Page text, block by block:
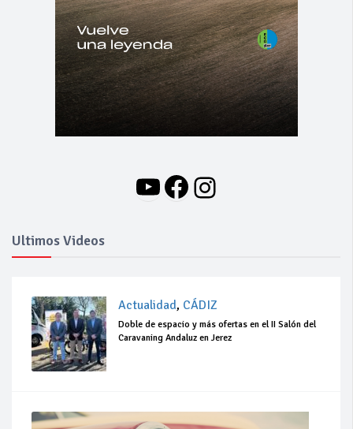
YouTube
Facebook
Instagram
Ultimos Videos
Actualidad, CÁDIZ
Doble de espacio y más ofertas en el II Salón del
Caravaning Andaluz en Jerez